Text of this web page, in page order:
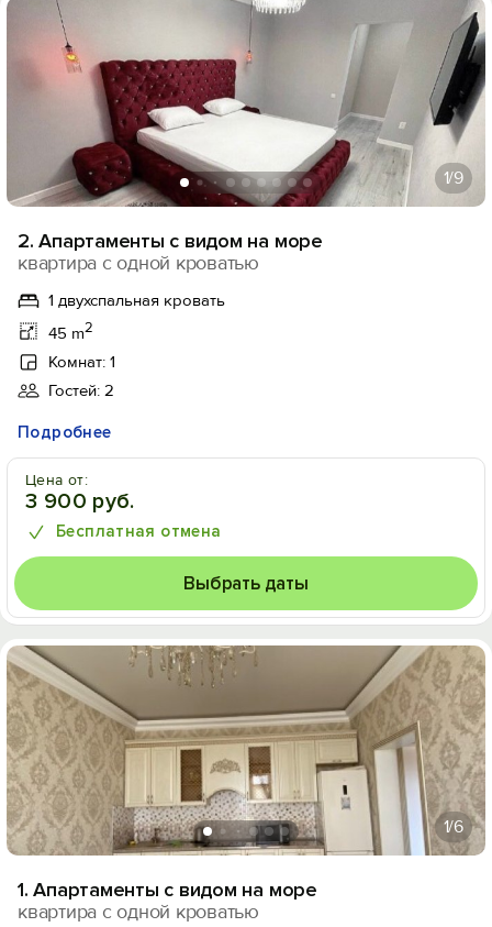
1/9
2. Апартаменты с видом на море
квартира с одной кроватью
1 двухспальная кровать
45 m2
Комнат: 1
Гостей: 2
Подробнее
Цена от:
3 900 руб.
Бесплатная отмена
Выбрать даты
1/6
1. Апартаменты с видом на море
квартира с одной кроватью